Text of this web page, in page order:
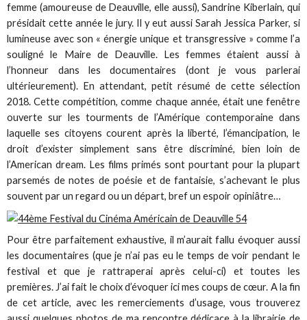
femme (amoureuse de Deauville, elle aussi), Sandrine Kiberlain, qui
présidait cette année le jury. Il y eut aussi Sarah Jessica Parker, si
lumineuse avec son « énergie unique et transgressive » comme l’a
souligné le Maire de Deauville. Les femmes étaient aussi à
l’honneur dans les documentaires (dont je vous parlerai
ultérieurement). En attendant, petit résumé de cette sélection
2018. Cette compétition, comme chaque année, était une fenêtre
ouverte sur les tourments de l’Amérique contemporaine dans
laquelle ses citoyens courent après la liberté, l’émancipation, le
droit d’exister simplement sans être discriminé, bien loin de
l’American dream. Les films primés sont pourtant pour la plupart
parsemés de notes de poésie et de fantaisie, s’achevant le plus
souvent par un regard ou un départ, bref un espoir opiniâtre…
Pour être parfaitement exhaustive, il m’aurait fallu évoquer aussi
les documentaires (que je n’ai pas eu le temps de voir pendant le
festival et que je rattraperai après celui-ci) et toutes les
premières. J’ai fait le choix d’évoquer ici mes coups de cœur. A la fin
de cet article, avec les remerciements d’usage, vous trouverez